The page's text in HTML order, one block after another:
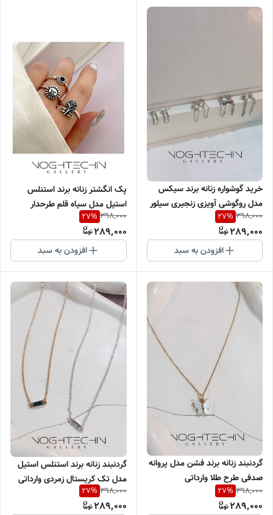
خرید گوشواره زنانه برند سیکس
مدل روگوشی آویزی زنجیری سیلور
وارداتی
398,000
27%
289,000
افزودن به سبد
پک انگشتر زنانه برند استنلس
استیل مدل سیاه قلم طرحدار
وارداتی
398,000
27%
289,000
افزودن به سبد
گردنبند زنانه برند فشن مدل پروانه
صدفی طرح طلا وارداتی
398,000
27%
289,000
گردنبند زنانه برند استنلس استیل
مدل تک کریستال زمردی وارداتی
398,000
27%
289,000